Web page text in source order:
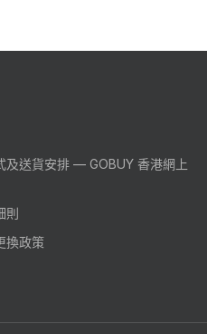
及送貨安排 — GOBUY 香港網上
則
換政策